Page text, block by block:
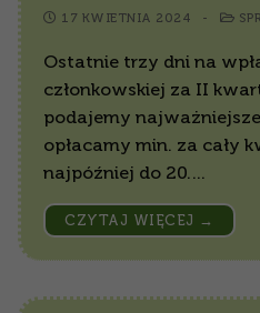
17 KWIETNIA 2024 -
Ostatnie trzy dni na
członkowskiej za II
podajemy najważniejsze
opłacamy min. za cały
najpóźniej do 20.…
CZYTAJ WIĘCEJ →